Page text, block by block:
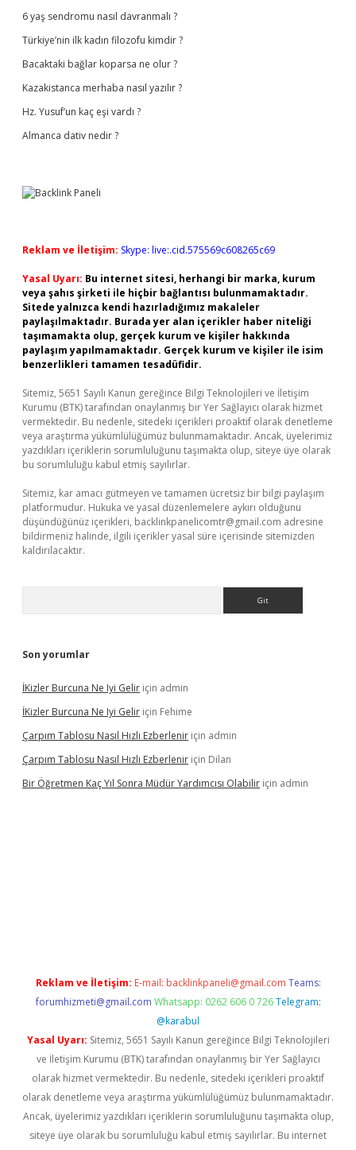
6 yaş sendromu nasıl davranmalı ?
Türkiye’nin ilk kadın filozofu kimdir ?
Bacaktaki bağlar koparsa ne olur ?
Kazakistanca merhaba nasıl yazılır ?
Hz. Yusuf’un kaç eşi vardı ?
Almanca dativ nedir ?
Reklam ve İletişim: Skype: live:.cid.575569c608265c69
Yasal Uyarı: Bu internet sitesi, herhangi bir marka, kurum
veya şahıs şirketi ile hiçbir bağlantısı bulunmamaktadır.
Sitede yalnızca kendi hazırladığımız makaleler
paylaşılmaktadır. Burada yer alan içerikler haber niteliği
taşımamakta olup, gerçek kurum ve kişiler hakkında
paylaşım yapılmamaktadır. Gerçek kurum ve kişiler ile isim
benzerlikleri tamamen tesadüfidir.
Sitemiz, 5651 Sayılı Kanun gereğince Bilgi Teknolojileri ve İletişim
Kurumu (BTK) tarafından onaylanmış bir Yer Sağlayıcı olarak hizmet
vermektedir. Bu nedenle, sitedeki içerikleri proaktif olarak denetleme
veya araştırma yükümlülüğümüz bulunmamaktadır. Ancak, üyelerimiz
yazdıkları içeriklerin sorumluluğunu taşımakta olup, siteye üye olarak
bu sorumluluğu kabul etmiş sayılırlar.
Sitemiz, kar amacı gütmeyen ve tamamen ücretsiz bir bilgi paylaşım
platformudur. Hukuka ve yasal düzenlemelere aykırı olduğunu
düşündüğünüz içerikleri, backlinkpanelicomtr@gmail.com adresine
bildirmeniz halinde, ilgili içerikler yasal süre içerisinde sitemizden
kaldırılacaktır.
Son yorumlar
İKizler Burcuna Ne Iyi Gelir için admin
İKizler Burcuna Ne Iyi Gelir için Fehime
Çarpım Tablosu Nasıl Hızlı Ezberlenir için admin
Çarpım Tablosu Nasıl Hızlı Ezberlenir için Dilan
Bir Öğretmen Kaç Yıl Sonra Müdür Yardımcısı Olabilir için admin
Reklam ve İletişim: E-mail: backlinkpaneli@gmail.com Teams:
forumhizmeti@gmail.com Whatsapp: 0262 606 0 726 Telegram:
@karabul
Yasal Uyarı: Sitemiz, 5651 Sayılı Kanun gereğince Bilgi Teknolojileri
ve İletişim Kurumu (BTK) tarafından onaylanmış bir Yer Sağlayıcı
olarak hizmet vermektedir. Bu nedenle, sitedeki içerikleri proaktif
olarak denetleme veya araştırma yükümlülüğümüz bulunmamaktadır.
Ancak, üyelerimiz yazdıkları içeriklerin sorumluluğunu taşımakta olup,
siteye üye olarak bu sorumluluğu kabul etmiş sayılırlar. Bu internet